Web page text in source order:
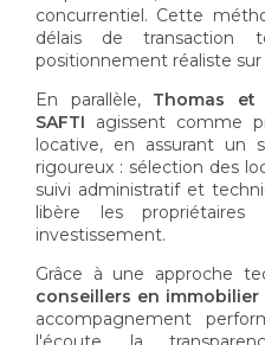
concurrentiel. Cette
délais de transaction
positionnement réaliste sur
En parallèle, Thomas et
SAFTI agissent comme
locative, en assurant un
rigoureux : sélection des
suivi administratif et
libère les
investissement.
Grâce à une approche
conseillers en immobilier
accompagnement